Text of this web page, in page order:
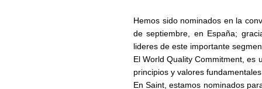
Hemos sido nominados en la
de septiembre, en España;
lideres de este importante
ElWorld Quality Commitment , es
principios y valores
En Saint, estamos nominados